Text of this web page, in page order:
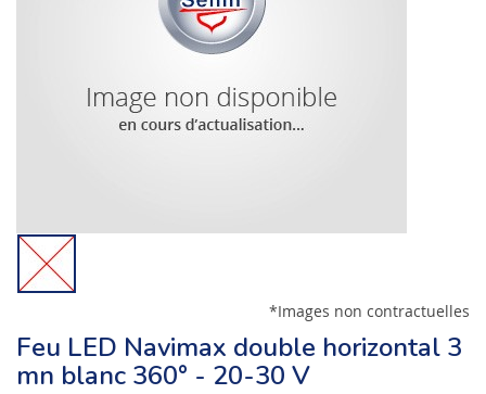
*Images non contractuelles
Feu LED Navimax double horizontal 3
mn blanc 360° - 20-30 V